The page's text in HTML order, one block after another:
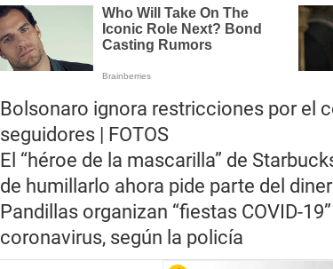
Bolsonaro ignora restricciones por el
seguidores | FOTOS
El “héroe de la mascarilla” de
de humillarlo ahora pide parte del
Pandillas organizan “fiestas COVID-
coronavirus, según la policía